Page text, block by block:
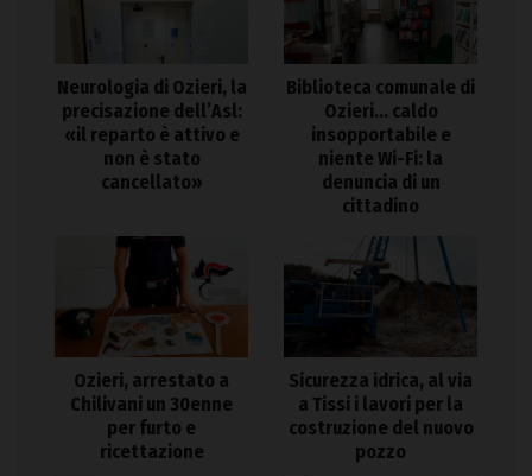
Neurologia di Ozieri, la
precisazione dell’Asl:
«il reparto è attivo e
non è stato
cancellato»
Biblioteca comunale di
Ozieri… caldo
insopportabile e
niente Wi-Fi: la
denuncia di un
cittadino
Ozieri, arrestato a
Chilivani un 30enne
per furto e
ricettazione
Sicurezza idrica, al via
a Tissi i lavori per la
costruzione del nuovo
pozzo